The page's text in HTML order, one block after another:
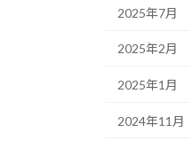
2025年7月
2025年2月
2025年1月
2024年11月